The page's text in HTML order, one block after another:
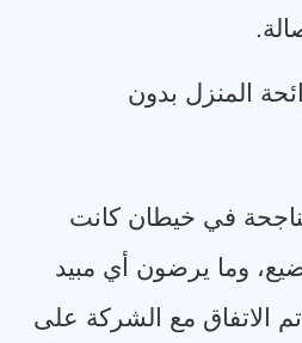
.
المنزل بدون
في خيطان كانت
وما يرضون أي مبيد
الاتفاق مع الشركة على